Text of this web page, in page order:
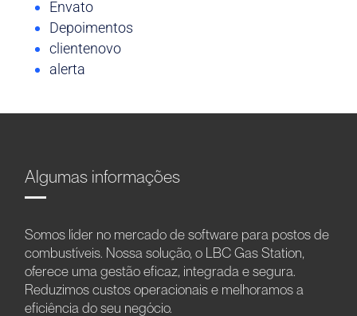
Envato
Depoimentos
clientenovo
alerta
Algumas informações
Somos líder no mercado de software para postos de
combustíveis. Nossa solução, o LBC Gas Station,
oferece uma gestão eficaz, integrada e segura.
Reduzimos custos operacionais e melhoramos a
eficiência do seu negócio.